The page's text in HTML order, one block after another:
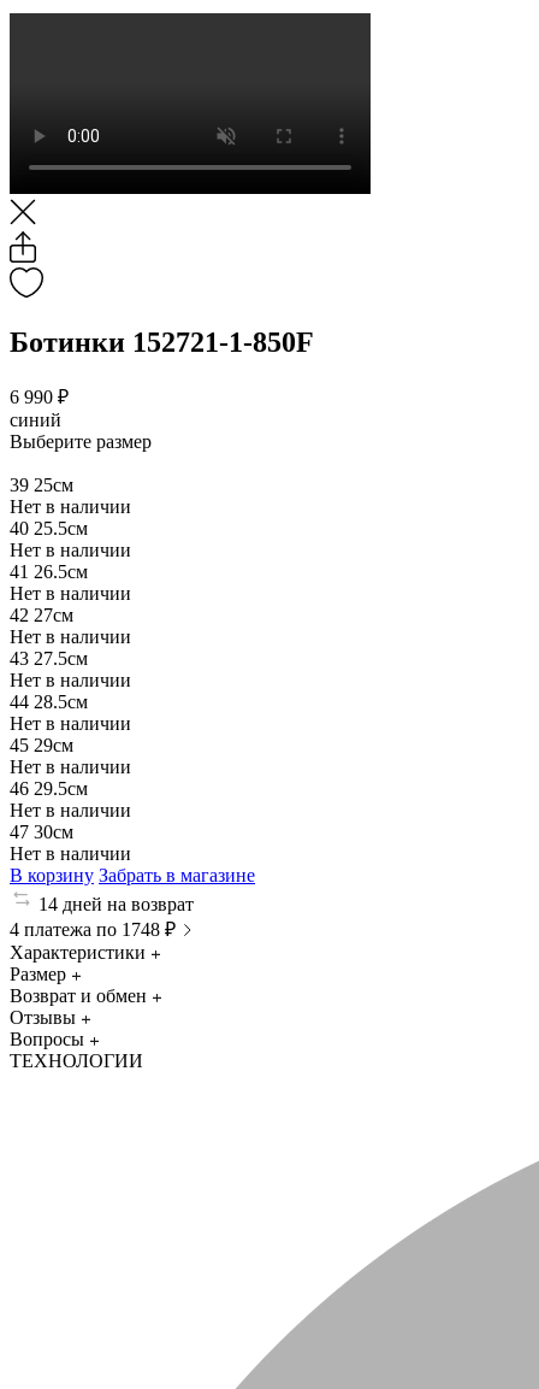
Ботинки 152721-1-850F
6 990 ₽
синий
Выберите размер
39 25см
Нет в наличии
40 25.5см
Нет в наличии
41 26.5см
Нет в наличии
42 27см
Нет в наличии
43 27.5см
Нет в наличии
44 28.5см
Нет в наличии
45 29см
Нет в наличии
46 29.5см
Нет в наличии
47 30см
Нет в наличии
В корзину Забрать в магазине
14 дней на возврат
4 платежа по 1748 ₽
Характеристики
Размер
Возврат и обмен
Отзывы
Вопросы
ТЕХНОЛОГИИ